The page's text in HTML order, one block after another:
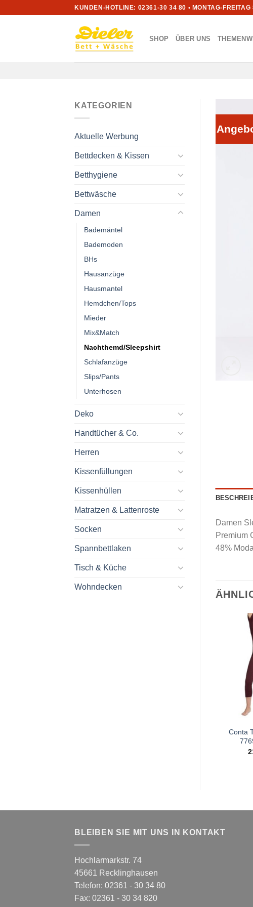
KUNDEN-HOTLINE: 02361-30 34 80 • MONTAG-FREITAG
SHOP ÜBER UNS
KATEGORIEN
Aktuelle Werbung
Bettdecken & Kissen
Betthygiene
Bettwäsche
Damen
Bademäntel
Bademoden
BHs
Hausanzüge
Hausmantel
Hemdchen/Tops
Mieder
Mix&Match
Nachthemd/Sleepshirt
Schlafanzüge
Slips/Pants
Unterhosen
Deko
Handtücher & Co.
Herren
Kissenfüllungen
Kissenhüllen
Matratzen & Lattenroste
Socken
Spannbettlaken
Tisch & Küche
Wohndecken
Damen
Premium
48%
Conta
BLEIBEN SIE MIT UNS IN KONTAKT
Hochlarmarkstr. 74
45661 Recklinghausen
Telefon: 02361 - 30 34 80
Fax: 02361 - 30 34 820